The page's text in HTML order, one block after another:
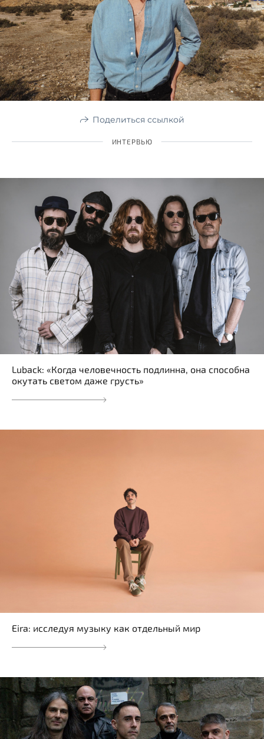
Поделиться ссылкой
ИНТЕРВЬЮ
Luback: «Когда человечность подлинна, она способна
окутать светом даже грусть»
Eira: исследуя музыку как отдельный мир